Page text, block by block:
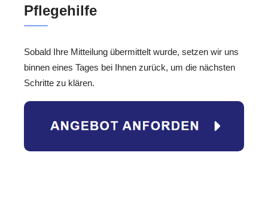
Pflegehilfe
Sobald Ihre Mitteilung übermittelt wurde, setzen wir uns
binnen eines Tages bei Ihnen zurück, um die nächsten
Schritte zu klären.